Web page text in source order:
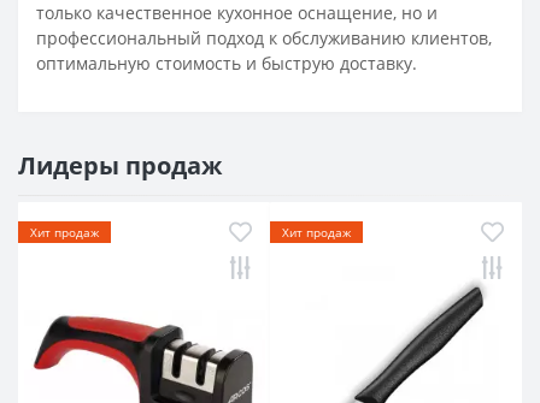
только качественное кухонное оснащение, но и
профессиональный подход к обслуживанию клиентов,
оптимальную стоимость и быструю доставку.
Лидеры продаж
Хит продаж Хит продаж